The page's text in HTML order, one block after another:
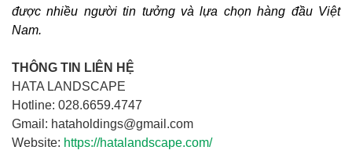
được nhiều người tin tưởng và lựa chọn hàng đầu Việt
Nam.
THÔNG TIN LIÊN HỆ
HATA LANDSCAPE
Hotline: 028.6659.4747
Gmail: hataholdings@gmail.com
Website: https://hatalandscape.com/